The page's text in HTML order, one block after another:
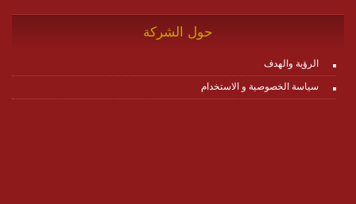
حول الشركة
الرؤية والهدف
سياسة الخصوصية و الاستخدام